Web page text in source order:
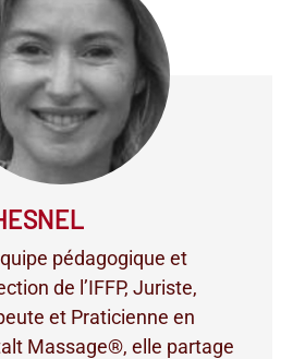
pédagogique et
de l’IFFP, Juriste,
et Praticienne en
Massage®, elle partage